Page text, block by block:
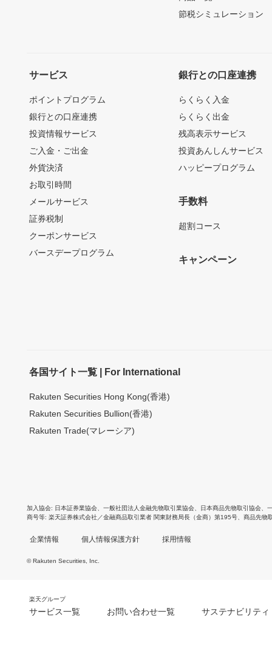
節税シミュレーション
サービス
ポイントプログラム
銀行との口座連携
投資情報サービス
ご入金・ご出金
外貨決済
お取引時間
メールサービス
証券税制
クーポンサービス
バースデープログラム
銀行との口座連携
らくらく入金
らくらく出金
残高表示サービス
投資あんしんサービス
ハッピープログラム
手数料
超割コース
キャンペーン
各国サイト一覧 | For International
Rakuten Securities Hong Kong(香港)
Rakuten Securities Bullion(香港)
Rakuten Trade(マレーシア)
加入協会 日本証券業協会 一般社団法人金融先物取引業協会 日本商品先物取引協会
商号等 楽天証券株式会社／金融商品取引業者 関東財務局長（金商）第195号、商品先物
企業情報 個人情報保護方針 採用情報
© Rakuten Securities, Inc.
楽天グループ
サービス一覧 お問い合わせ一覧 サステナビリティ